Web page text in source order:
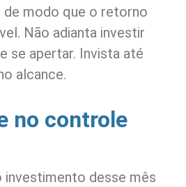
modo que o retorno
Não adianta investir
se apertar. Invista até
alcance.
no controle
investimento desse mês